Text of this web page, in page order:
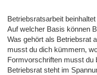
Betriebsratsarbeit
Auf welcher Basis können
Was gehört als Betriebsrat
musst du dich kümmern,
Formvorschriften musst du
Betriebsrat steht im